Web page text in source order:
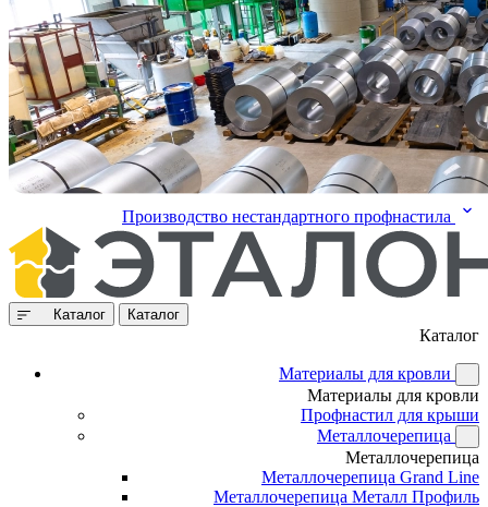
Производство нестандартного профнастила
Каталог Каталог
Каталог
Материалы для кровли
Материалы для кровли
Профнастил для крыши
Металлочерепица
Металлочерепица
Металлочерепица Grand Line
Металлочерепица Металл Профиль